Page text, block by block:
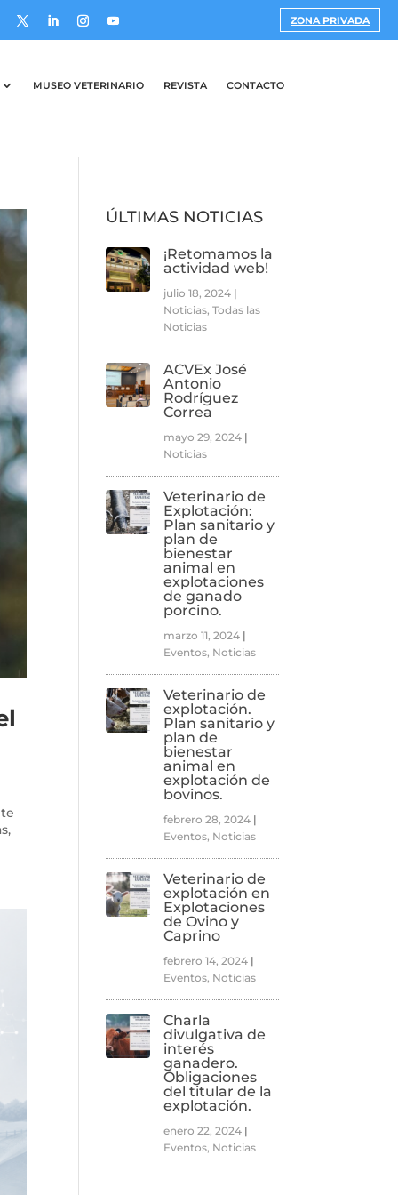
ZONA PRIVADA
MUSEO VETERINARIO REVISTA CONTACTO
ÚLTIMAS NOTICIAS
¡Retomamos la
actividad web!
julio 18, 2024 |
Noticias,Todas las
Noticias
ACVEx José
Antonio
Rodríguez
Correa
mayo 29, 2024 |
Noticias
Veterinario de
Explotación:
Plan sanitario y
plan de
bienestar
animal en
explotaciones
de ganado
porcino.
marzo 11, 2024 |
Eventos, Noticias
Veterinario de
explotación.
Plan sanitario y
plan de
bienestar
animal en
explotación de
bovinos.
febrero 28, 2024 |
Eventos, Noticias
Veterinario de
explotación en
Explotaciones
de Ovino y
Caprino
febrero 14, 2024 |
Eventos, Noticias
Charla
divulgativa de
interés
ganadero.
Obligaciones
del titular de la
explotación.
enero 22, 2024 |
Eventos, Noticias